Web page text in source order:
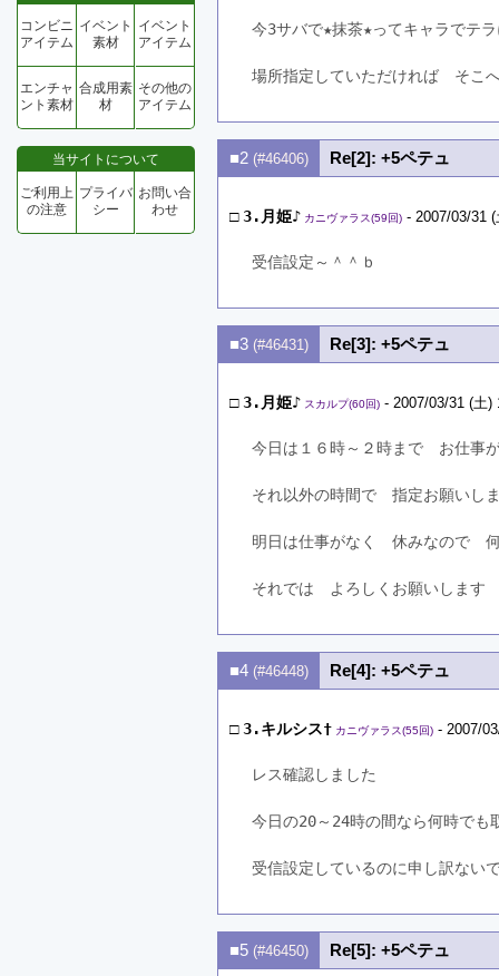
コンビニ
アイテム
イベント
素材
イベント
アイテム
エンチャ
ント素材
合成用素
材
その他の
アイテム
当サイトについて
ご利用上
の注意
プライバ
シー
お問い合
わせ
今3サバで★抹茶★ってキャラでテ
場所指定していただければ　そこ
■2 (#46406) Re[2]: +5ペテュ
□3.月姫♪ カニヴァラス(59回) - 2007/03/31
受信設定～＾＾ｂ
■3 (#46431) Re[3]: +5ペテュ
□3.月姫♪ スカルプ(60回) - 2007/03/31 (土
今日は１６時～２時まで　お仕事
それ以外の時間で　指定お願いし
明日は仕事がなく　休みなので　
それでは　よろしくお願いします
■4 (#46448) Re[4]: +5ペテュ
□3.キルシス† カニヴァラス(55回) - 2007/
レス確認しました
今日の20～24時の間なら何時でも
受信設定しているのに申し訳ない
■5 (#46450) Re[5]: +5ペテュ